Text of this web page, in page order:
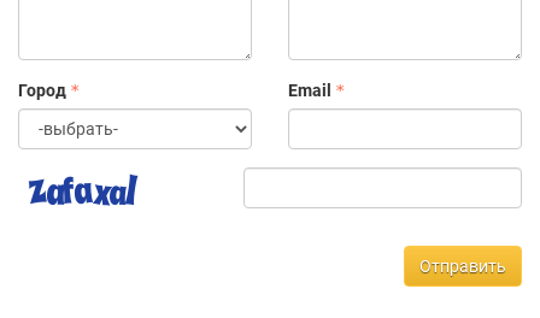
Город Email
Отправить